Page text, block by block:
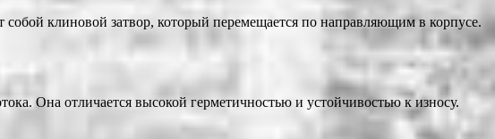
клиновой затвор, который перемещается по направляющим в корпусе.
Она отличается высокой герметичностью и устойчивостью к износу.